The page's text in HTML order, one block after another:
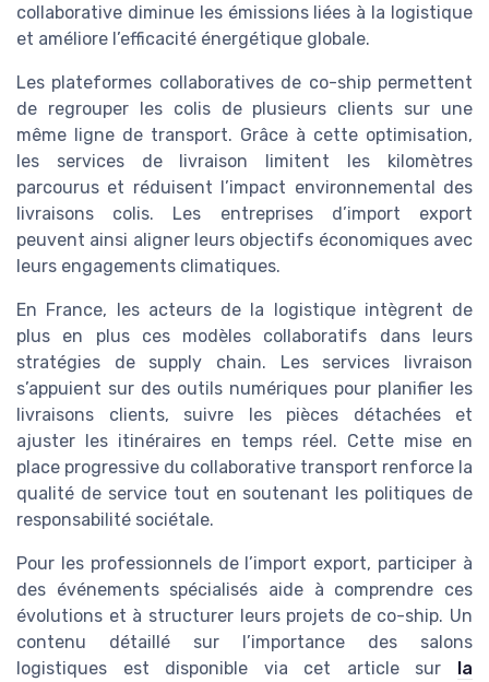
collaborative diminue les émissions liées à la logistique
et améliore l’efficacité énergétique globale.
Les plateformes collaboratives de co-ship permettent
de regrouper les colis de plusieurs clients sur une
même ligne de transport. Grâce à cette optimisation,
les services de livraison limitent les kilomètres
parcourus et réduisent l’impact environnemental des
livraisons colis. Les entreprises d’import export
peuvent ainsi aligner leurs objectifs économiques avec
leurs engagements climatiques.
En France, les acteurs de la logistique intègrent de
plus en plus ces modèles collaboratifs dans leurs
stratégies de supply chain. Les services livraison
s’appuient sur des outils numériques pour planifier les
livraisons clients, suivre les pièces détachées et
ajuster les itinéraires en temps réel. Cette mise en
place progressive du collaborative transport renforce la
qualité de service tout en soutenant les politiques de
responsabilité sociétale.
Pour les professionnels de l’import export, participer à
des événements spécialisés aide à comprendre ces
évolutions et à structurer leurs projets de co-ship. Un
contenu détaillé sur l’importance des salons
logistiques est disponible via cet article sur la